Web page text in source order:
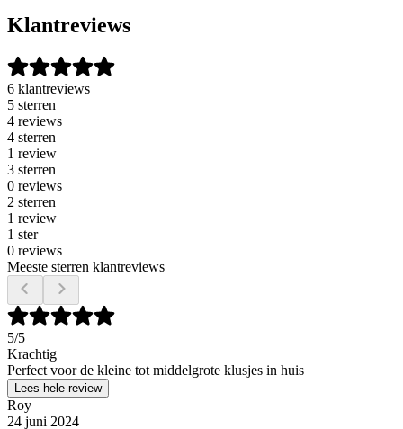
Klantreviews
6 klantreviews
5 sterren
4 reviews
4 sterren
1 review
3 sterren
0 reviews
2 sterren
1 review
1 ster
0 reviews
Meeste sterren klantreviews
5/5
Krachtig
Perfect voor de kleine tot middelgrote klusjes in huis
Lees hele review
Roy
24 juni 2024